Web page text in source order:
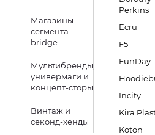
Магазины
сегмента
bridge
Мультибренды,
универмаги и
концепт-сторы
Винтаж и
секонд-хенды
Perkins
Ecru
F5
FunDay
Incity
Kira
Koton